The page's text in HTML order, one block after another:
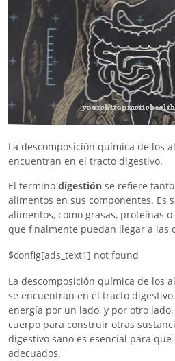
La descomposición química de los
encuentran en el tracto digestivo.
El termino digestión se refiere
alimentos en sus componentes. Es
alimentos, como grasas, proteínas
que finalmente puedan llegar a las
$config[ads_text1] not found
La descomposición química de los
se encuentran en el tracto
energía por un lado, y por otro
cuerpo para construir otras
digestivo sano es esencial para
adecuados.